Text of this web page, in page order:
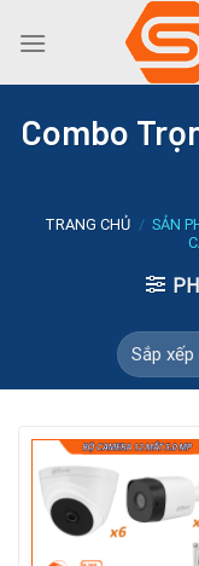
Combo
TRANG CHỦ / SẢN